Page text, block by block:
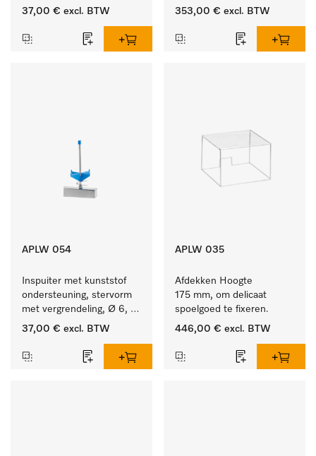
lengte 175 mm.
37,00 € excl. BTW
200 mm.
353,00 € excl. BTW
APLW 054
Inspuiter met kunststof
ondersteuning, stervorm
met vergrendeling, Ø 6,
lengte 135 mm.
37,00 € excl. BTW
APLW 035
Afdekken Hoogte
175 mm, om delicaat
spoelgoed te fixeren.
446,00 € excl. BTW